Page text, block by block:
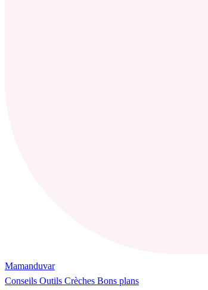
Mamanduvar
Conseils Outils Crèches Bons plans